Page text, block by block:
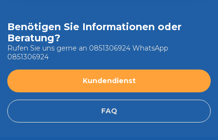
Benötigen Sie Informationen oder
Beratung?
Rufen Sie uns gerne an 0851306924 WhatsApp
0851306924
Kundendienst
FAQ